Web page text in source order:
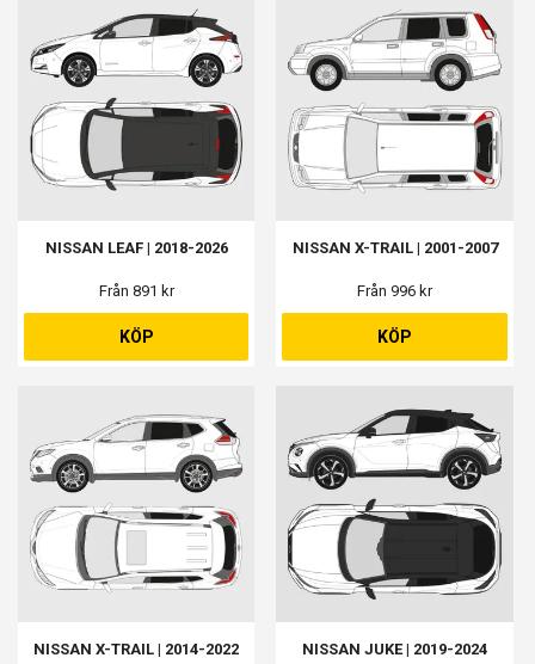
NISSAN LEAF | 2018-2026
Från 891 kr
KÖP
NISSAN X-TRAIL | 2001-2007
Från 996 kr
KÖP
NISSAN X-TRAIL | 2014-2022 NISSAN JUKE | 2019-2024